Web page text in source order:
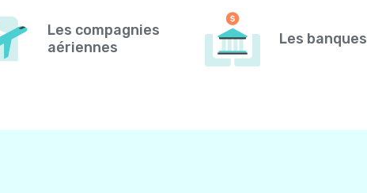
Les compagnies
aériennes
Les banques